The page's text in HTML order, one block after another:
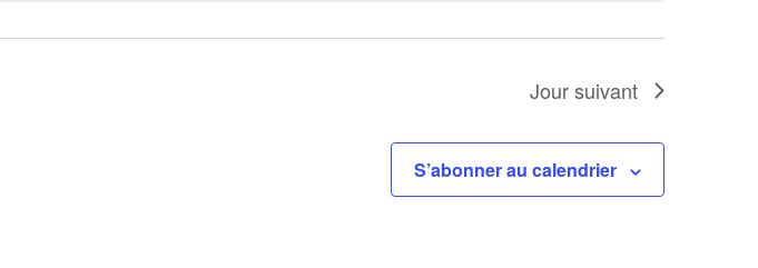
Jour suivant
S’abonner au calendrier